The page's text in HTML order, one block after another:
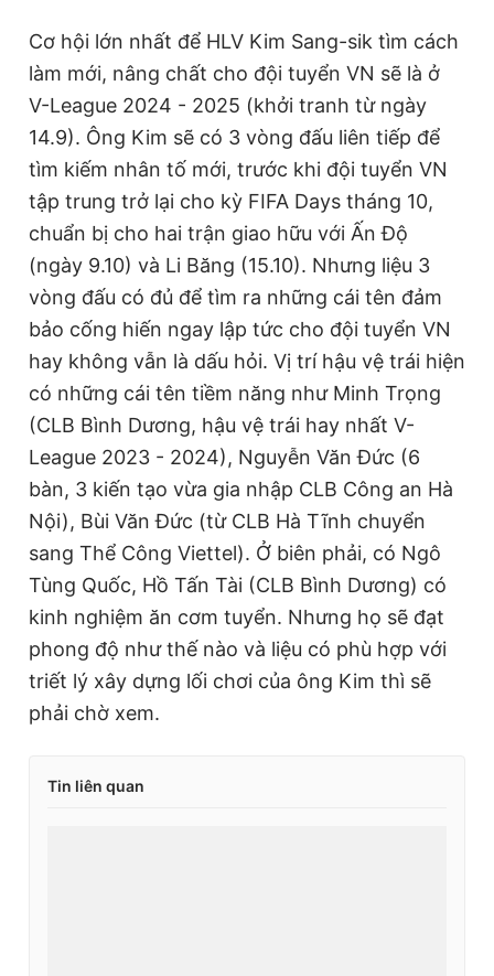
Cơ hội lớn nhất để HLV Kim Sang-sik tìm cách
làm mới, nâng chất cho đội tuyển VN sẽ là ở
V-League 2024 - 2025 (khởi tranh từ ngày
14.9). Ông Kim sẽ có 3 vòng đấu liên tiếp để
tìm kiếm nhân tố mới, trước khi đội tuyển VN
tập trung trở lại cho kỳ FIFA Days tháng 10,
chuẩn bị cho hai trận giao hữu với Ấn Độ
(ngày 9.10) và Li Băng (15.10). Nhưng liệu 3
vòng đấu có đủ để tìm ra những cái tên đảm
bảo cống hiến ngay lập tức cho đội tuyển VN
hay không vẫn là dấu hỏi. Vị trí hậu vệ trái hiện
có những cái tên tiềm năng như Minh Trọng
(CLB Bình Dương, hậu vệ trái hay nhất V-
League 2023 - 2024), Nguyễn Văn Đức (6
bàn, 3 kiến tạo vừa gia nhập CLB Công an Hà
Nội), Bùi Văn Đức (từ CLB Hà Tĩnh chuyển
sang Thể Công Viettel). Ở biên phải, có Ngô
Tùng Quốc, Hồ Tấn Tài (CLB Bình Dương) có
kinh nghiệm ăn cơm tuyển. Nhưng họ sẽ đạt
phong độ như thế nào và liệu có phù hợp với
triết lý xây dựng lối chơi của ông Kim thì sẽ
phải chờ xem.
Tin liên quan